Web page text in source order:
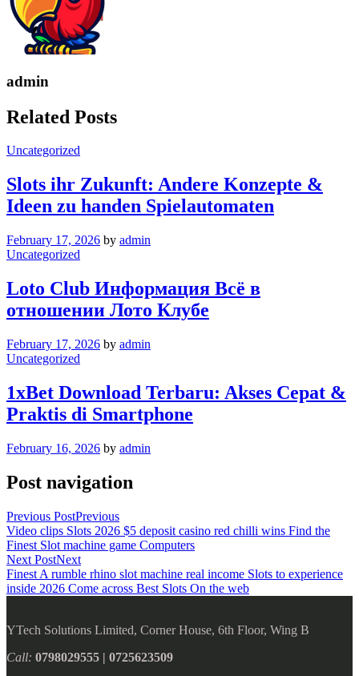
admin
Related Posts
Uncategorized
Slots ihr Zukunft: Andere Konzepte &
Ideen zu handen Spielautomaten
February 17, 2026 by admin
Uncategorized
Loto Club Информация Всё в
отношении Лото Клубе
February 17, 2026 by admin
Uncategorized
1xBet Download Terbaru: Akses Cepat &
Praktis di Smartphone
February 16, 2026 by admin
Post navigation
Previous PostPrevious
Video clips Slots 2026 $5 deposit casino red chilli wins Find the
Finest Slot machine game Computers
Next PostNext
Finest A rumble rhino slot machine real income Slots to experience
inside 2026 Come across Best Slots On the web
YTech Solutions Limited, Corner House, 6th Floor, Wing B
Call: 0798029555 | 0725623509